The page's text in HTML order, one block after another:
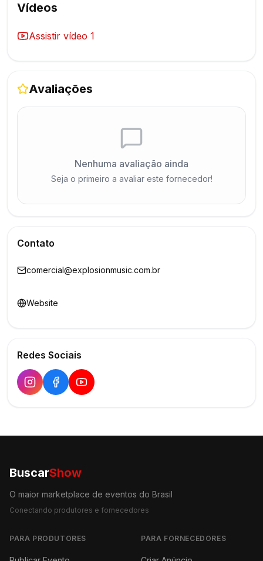
Vídeos
Assistir vídeo 1
Avaliações
Nenhuma avaliação ainda
Seja o primeiro a avaliar este fornecedor!
Contato
comercial@explosionmusic.com.br
Website
Redes Sociais
BuscarShow
O maior marketplace de eventos do Brasil
Conectando produtores e fornecedores
PARA PRODUTORES PARA FORNECEDORES